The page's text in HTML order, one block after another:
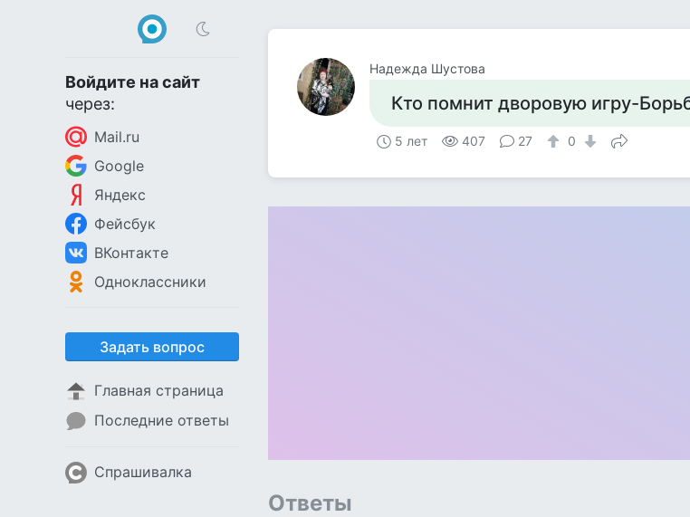
Войдите на сайт
через:
Mail.ru
Google
Яндекс
Фейсбук
ВКонтакте
Одноклассники
Задать вопрос
Главная страница
Последние ответы
Спрашивалка
Надежда Шустова
Кто помнит дворовую игру-
5 лет 407 27 0
Ответы